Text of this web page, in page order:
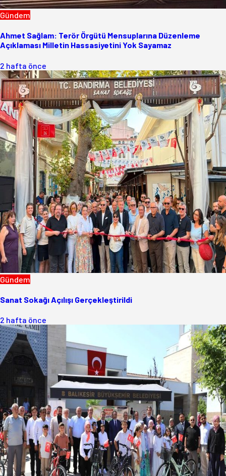
Gündem
Ahmet Sağlam: Terör Örgütü Mensuplarına Düzenleme
Açıklaması Milletin Hassasiyetini Yok Sayamaz
2 hafta önce
Gündem
Sanat Sokağı Açılışı Gerçekleştirildi
2 hafta önce